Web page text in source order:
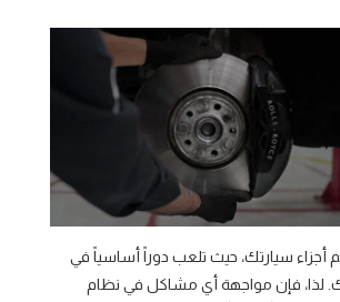
أجزاء سيارتك، حيث تلعب دوراً أساسياً في
لذا، فإن مواجهة أي مشاكل في نظام